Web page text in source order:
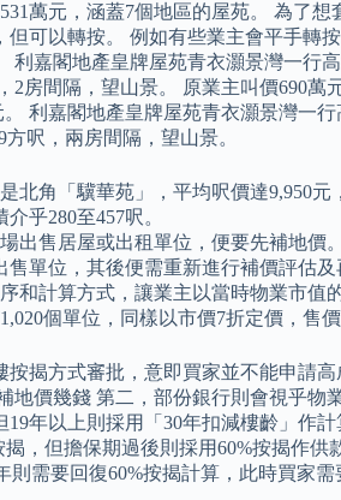
萬元，涵蓋7個地區的屋苑。 為了
但可以轉按。 例如有些業主會平手轉
利嘉閣地產皇牌屋苑青衣灝景灣一行
2房間隔，望山景。 原業主叫價690萬
利嘉閣地產皇牌屋苑青衣灝景灣一
呎，兩房間隔，望山景。
北角「驥華苑」，平均呎價達9,950
乎280至457呎。
出售居屋或出租單位，便要先補地價。
單位，其後便需重新進行補價評估及
和計算方式，讓業主以當時物業市值
個單位，同樣以市價7折定價，售價
揭方式審批，意即買家並不能申請
地價幾錢 第二，部份銀行則會視乎物
19年以上則採用「30年扣減樓齡」作
揭，但擔保期過後則採用60%按揭作
則需要回復60%按揭計算，此時買家需